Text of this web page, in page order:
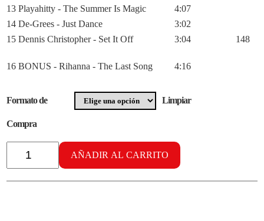
13 Playahitty - The Summer Is Magic
4:07
14 De-Grees - Just Dance
3:02
15 Dennis Christopher - Set It Off
3:04 148
16 BONUS - Rihanna - The Last Song 4:16
Formato de
Compra
Limpiar
Radikal
Cardiobox
cantidad
AÑADIR AL CARRITO